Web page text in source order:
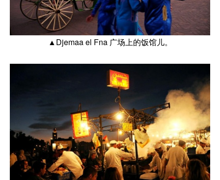
▲Djemaa el Fna 广场上的饭馆儿。